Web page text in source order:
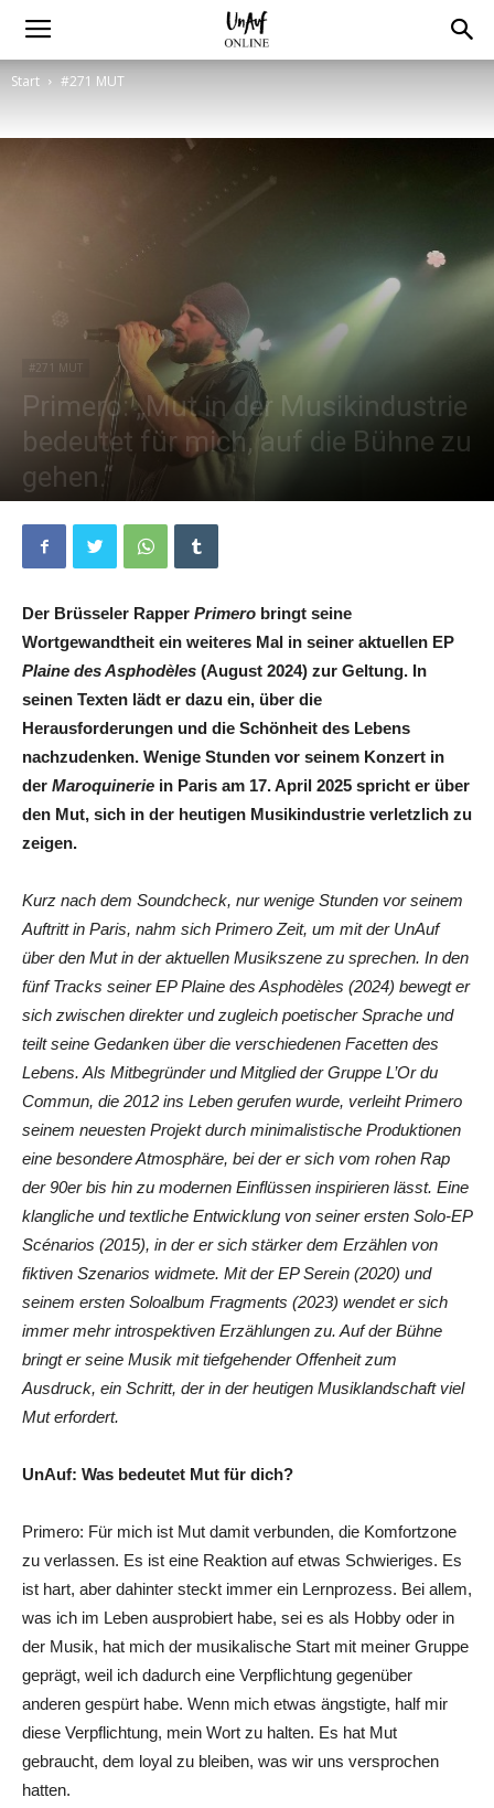
Start #271 MUT
#271 MUT
Primero: „Mut in der Musikindustrie
bedeutet für mich, auf die Bühne zu
gehen.“
Der Brüsseler Rapper Primero bringt seine
Wortgewandtheit ein weiteres Mal in seiner aktuellen EP
Plaine des Asphodèles (August 2024) zur Geltung. In
seinen Texten lädt er dazu ein, über die
Herausforderungen und die Schönheit des Lebens
nachzudenken. Wenige Stunden vor seinem Konzert in
der Maroquinerie in Paris am 17. April 2025 spricht er über
den Mut, sich in der heutigen Musikindustrie verletzlich zu
zeigen.
Kurz nach dem Soundcheck, nur wenige Stunden vor seinem
Auftritt in Paris, nahm sich Primero Zeit, um mit der UnAuf
über den Mut in der aktuellen Musikszene zu sprechen. In den
fünf Tracks seiner EP Plaine des Asphodèles (2024) bewegt er
sich zwischen direkter und zugleich poetischer Sprache und
teilt seine Gedanken über die verschiedenen Facetten des
Lebens. Als Mitbegründer und Mitglied der Gruppe L’Or du
Commun, die 2012 ins Leben gerufen wurde, verleiht Primero
seinem neuesten Projekt durch minimalistische Produktionen
eine besondere Atmosphäre, bei der er sich vom rohen Rap
der 90er bis hin zu modernen Einflüssen inspirieren lässt. Eine
klangliche und textliche Entwicklung von seiner ersten Solo-EP
Scénarios (2015), in der er sich stärker dem Erzählen von
fiktiven Szenarios widmete. Mit der EP Serein (2020) und
seinem ersten Soloalbum Fragments (2023) wendet er sich
immer mehr introspektiven Erzählungen zu. Auf der Bühne
bringt er seine Musik mit tiefgehender Offenheit zum
Ausdruck, ein Schritt, der in der heutigen Musiklandschaft viel
Mut erfordert.
UnAuf: Was bedeutet Mut für dich?
Primero: Für mich ist Mut damit verbunden, die Komfortzone
zu verlassen. Es ist eine Reaktion auf etwas Schwieriges. Es
ist hart, aber dahinter steckt immer ein Lernprozess. Bei allem,
was ich im Leben ausprobiert habe, sei es als Hobby oder in
der Musik, hat mich der musikalische Start mit meiner Gruppe
geprägt, weil ich dadurch eine Verpflichtung gegenüber
anderen gespürt habe. Wenn mich etwas ängstigte, half mir
diese Verpflichtung, mein Wort zu halten. Es hat Mut
gebraucht, dem loyal zu bleiben, was wir uns versprochen
hatten.